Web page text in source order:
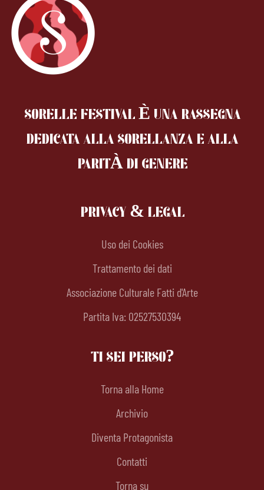
SORELLE FESTIVAL È UNA RASSEGNA
DEDICATA ALLA SORELLANZAE ALLA
PARITÀ DI GENERE
PRIVACY & LEGAL
Uso dei Cookies
Trattamento dei dati
Associazione Culturale Fatti d'Arte
Partita Iva: 02527530394
TI SEI PERSO?
Torna alla Home
Archivio
Diventa Protagonista
Contatti
Torna su